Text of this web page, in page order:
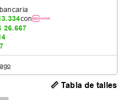
.334con
26.667
📏 Tabla de talles